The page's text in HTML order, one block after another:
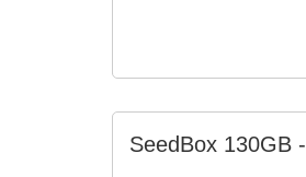
SeedBox 130GB